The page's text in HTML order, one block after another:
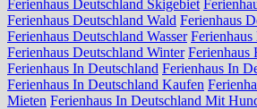
Ferienhaus Deutschland Skigebiet
Ferienhaus Deutschland Wald Ferienhaus
Ferienhaus Deutschland Wasser
Ferienhaus Deutschland Winter Ferienhaus
Ferienhaus In Deutschland Ferienhaus In
Ferienhaus In Deutschland Kaufen
Mieten Ferienhaus In Deutschland Mit